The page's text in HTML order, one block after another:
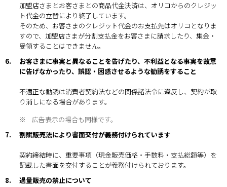
加盟店さまとお客さまとの商品代金決済は、オリコからのクレジッ
ト代金の立替により終了しています。
そのため、お客さまのクレジット代金のお支払先はオリコとなりま
すので、加盟店さまが分割支払金をお客さまに請求したり、集金・
受領することはできません。
6.
お客さまに事実と異なることを告げたり、不利益となる事実を故意
に告げなかったり、誤認・困惑させるような勧誘をすること
不適正な勧誘は消費者契約法などの関係諸法令に違反し、契約が取
り消しになる場合があります。
※
広告表示の場合も同様です。
7.
割賦販売法により書面交付が義務付けられています
契約締結時に、重要事項（現金販売価格・手数料・支払総額等）を
記載した書面を交付することが義務付けられております。
8.
過量販売の禁止について